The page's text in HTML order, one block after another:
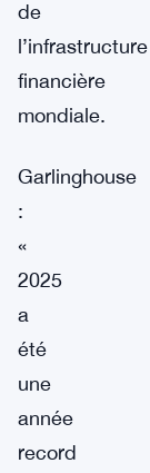
de
l’infrastructure
financière
mondiale.
Garlinghouse
:
«
2025
a
été
une
année
record